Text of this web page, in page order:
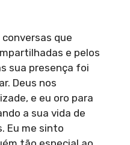
que
e pelos
sua presença foi
Deus nos
e eu oro para
a sua vida de
Eu me sinto